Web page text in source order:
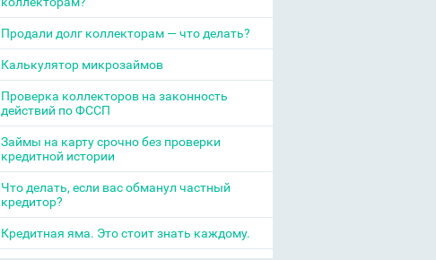
Продали долг коллекторам — что делать?
Калькулятор микрозаймов
Проверка коллекторов на законность
действий по ФССП
Займы на карту срочно без проверки
кредитной истории
Что делать, если вас обманул частный
кредитор?
Кредитная яма. Это стоит знать каждому.